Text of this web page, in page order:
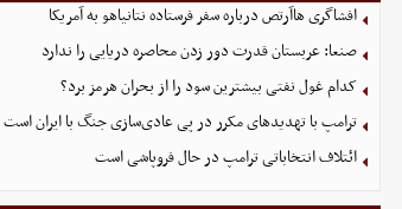
افشاگری هاآرتص درباره سفر فرستاده نتانیاهو به آمریکا
صنعا: عربستان قدرت دور زدن محاصره دریایی را ندارد
کدام غول نفتی بیشترین سود را از بحران هرمز برد؟
ترامپ با تهدیدهای مکرر در پی عادی‌سازی جنگ با ایران است
ائتلاف انتخاباتی ترامپ در حال فروپاشی است